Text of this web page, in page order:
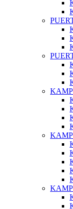
KAMP
KAMP
KAMP